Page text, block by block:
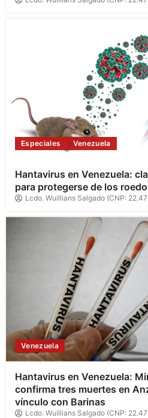
Especiales Venezuela
Hantavirus en Venezuela:
para protegerse de los
Lcdo. Wuillians Salgado (CNP:
Venezuela
Hantavirus en Venezuela:
confirma tres muertes en
vínculo con Barinas
Lcdo. Wuillians Salgado (CNP: